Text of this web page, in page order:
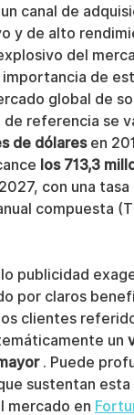
canal de
y de alto
del
de
global de
referencia se
de dólares en
los 713,3
con una tasa
compuesta
publicidad
por claros
clientes
un
. Puede
sustentan esta
mercado en